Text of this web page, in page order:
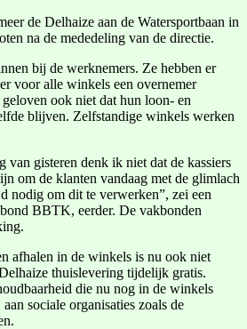
de Delhaize aan de Watersportbaan in
na de mededeling van de directie.
bij de werknemers. Ze hebben er
voor alle winkels een overnemer
ook niet dat hun loon- en
blijven. Zelfstandige winkels werken
van gisteren denk ik niet dat de kassiers
om de klanten vandaag met de glimlach
nodig om dit te verwerken”, zei een
BBTK, eerder. De vakbonden
afhalen in de winkels is nu ook niet
thuislevering tijdelijk gratis.
die nu nog in de winkels
sociale organisaties zoals de